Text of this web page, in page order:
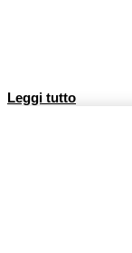
Leggi tutto